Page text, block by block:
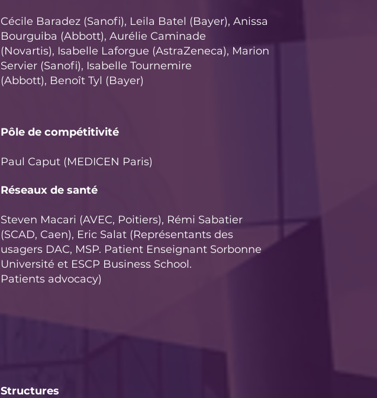
Cécile Baradez (Sanofi), Leila Batel (Bayer), Anissa
Bourguiba (Abbott), Aurélie Caminade
(Novartis), Isabelle Laforgue (AstraZeneca), Marion
Servier (Sanofi), Isabelle Tournemire
(Abbott), Benoît Tyl (Bayer)
Pôle de compétitivité
Paul Caput (MEDICEN Paris)
Réseaux de santé
Steven Macari (AVEC, Poitiers), Rémi Sabatier
(SCAD, Caen), Eric Salat (Représentants des
usagers DAC, MSP. Patient Enseignant Sorbonne
Université et ESCP Business School.
Patients advocacy)
Structures